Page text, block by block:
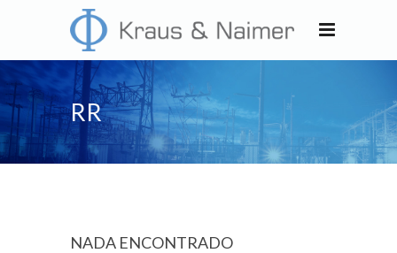
RR
NADA ENCONTRADO